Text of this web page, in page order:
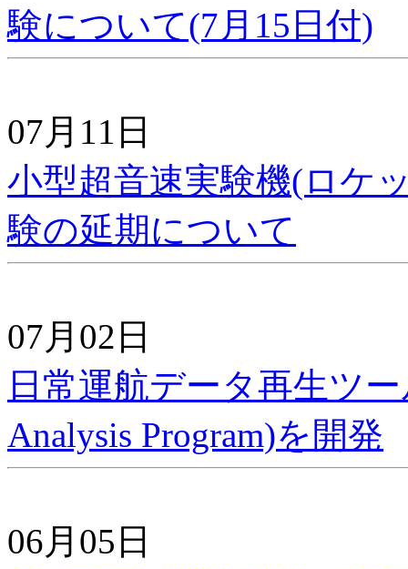
験について(7月15日付)
07月11日
小型超音速実験機(ロケ
験の延期について
07月02日
日常運航データ再生ツー
Analysis Program)を開発
06月05日